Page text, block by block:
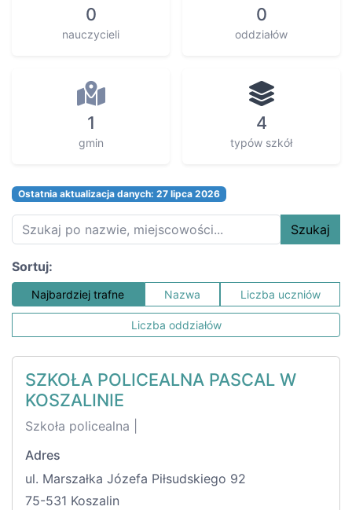
0
nauczycieli
0
oddziałów
1
gmin
4
typów szkół
Ostatnia aktualizacja danych: 27 lipca 2026
Szukaj
Sortuj:
Najbardziej trafne Nazwa Liczba uczniów
Liczba oddziałów
SZKOŁA POLICEALNA PASCAL W
KOSZALINIE
Szkoła policealna |
Adres
ul. Marszałka Józefa Piłsudskiego 92
75-531 Koszalin